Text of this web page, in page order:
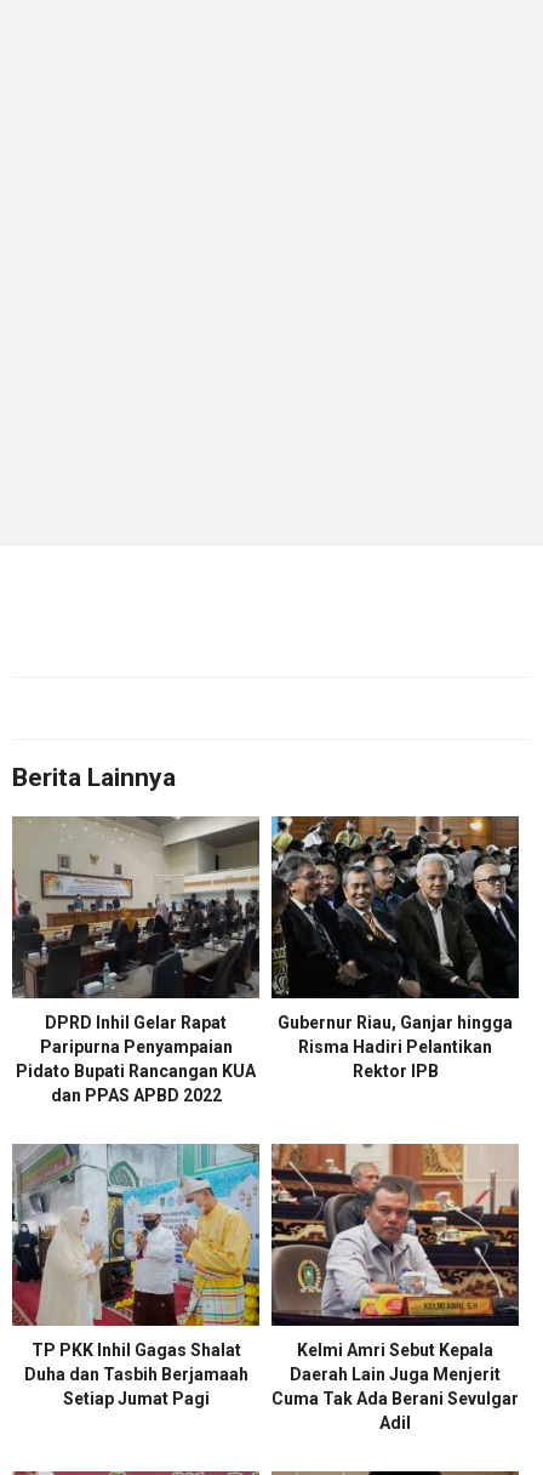
Berita Lainnya
DPRD Inhil Gelar Rapat
Paripurna Penyampaian
Pidato Bupati Rancangan KUA
dan PPAS APBD 2022
Gubernur Riau, Ganjar hingga
Risma Hadiri Pelantikan
Rektor IPB
TP PKK Inhil Gagas Shalat
Duha dan Tasbih Berjamaah
Setiap Jumat Pagi
Kelmi Amri Sebut Kepala
Daerah Lain Juga Menjerit
Cuma Tak Ada Berani Sevulgar
Adil